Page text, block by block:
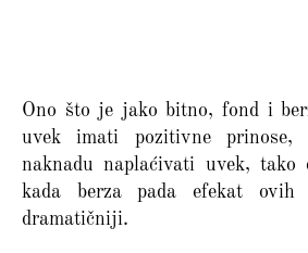
Ono što je jako bitno, fond i
uvek imati pozitivne
naknadu naplaćivati uvek, tako
kada berza pada efekat
dramatičniji.